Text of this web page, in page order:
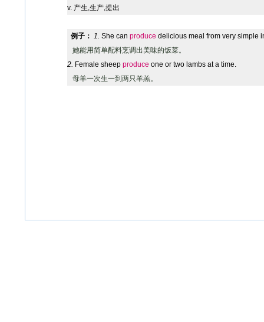
v. 产生,生产,提出
例子： 1. She can produce delicious meal from very simple
她能用简单配料烹调出美味的饭菜。
2. Female sheep produce one or two lambs at a time.
母羊一次生一到两只羊羔。